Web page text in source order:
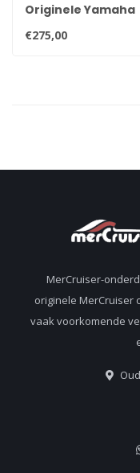
Originele Yamaha
25pk, 30pk, 35pk &
40pk carburateur
€275,00
MerCruiser-
originele MerCruiser
vaak voorkomende